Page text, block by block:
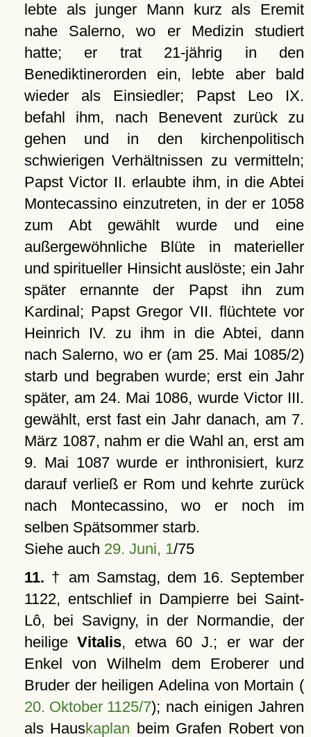
lebte als junger Mann kurz als Eremit
nahe Salerno, wo er Medizin studiert
hatte; er trat 21-jährig in den
Benediktinerorden ein, lebte aber bald
wieder als Einsiedler; Papst Leo IX.
befahl ihm, nach Benevent zurück zu
gehen und in den kirchenpolitisch
schwierigen Verhältnissen zu vermitteln;
Papst Victor II. erlaubte ihm, in die Abtei
Montecassino einzutreten, in der er 1058
zum Abt gewählt wurde und eine
außergewöhnliche Blüte in materieller
und spiritueller Hinsicht auslöste; ein Jahr
später ernannte der Papst ihn zum
Kardinal; Papst Gregor VII. flüchtete vor
Heinrich IV. zu ihm in die Abtei, dann
nach Salerno, wo er (am 25. Mai 1085/2)
starb und begraben wurde; erst ein Jahr
später, am 24. Mai 1086, wurde Victor III.
gewählt, erst fast ein Jahr danach, am 7.
März 1087, nahm er die Wahl an, erst am
9. Mai 1087 wurde er inthronisiert, kurz
darauf verließ er Rom und kehrte zurück
nach Montecassino, wo er noch im
selben Spätsommer starb.
Siehe auch 29. Juni, 1/75
11. † am Samstag, dem 16. September
1122, entschlief in Dampierre bei Saint-
Lô, bei Savigny, in der Normandie, der
heilige Vitalis, etwa 60 J.; er war der
Enkel von Wilhelm dem Eroberer und
Bruder der heiligen Adelina von Mortain (
20. Oktober 1125/7); nach einigen Jahren
als Hauskaplan beim Grafen Robert von